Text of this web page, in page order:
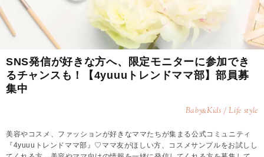
SNS発信が好きな方へ、限定モニターに参加でき
るチャンスも！【4yuuuトレンドママ部】部員募
集中
Baby&Kids / Life style
美容やコスメ、ファッションが好きなママたちが集まる公式コミュニティ
『4yuuuトレンドママ部』♡ママ友がほしい方、コスメサンプルをお試しし